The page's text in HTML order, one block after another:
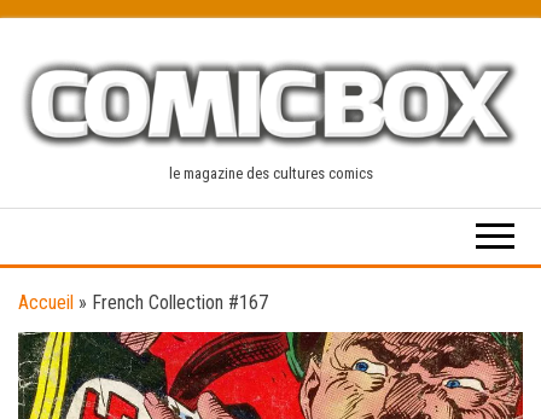
content
le magazine des cultures comics
Accueil » French Collection #167